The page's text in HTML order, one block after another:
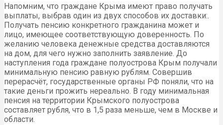
Напомним, что граждане Крыма имеют право получать
выплаты, выбрав один из двух способов их доставки:.
Получать пенсию конкретного гражданина может и
лицо, имеющее соответствующую доверенность. По
желанию человека денежные средства доставляются
на дом, для чего нужно заполнить заявление. До
наступления года граждане полуострова Крым получали
минимальную пенсию равную рублям. Совершив
перерасчёт, государственные органы РФ поняли, что на
такие деньги прожить нереально. В году минимальная
пенсия на территории Крымского полуострова
составляет рубля, что в 1,5 раза меньше, чем в Москве и
области.